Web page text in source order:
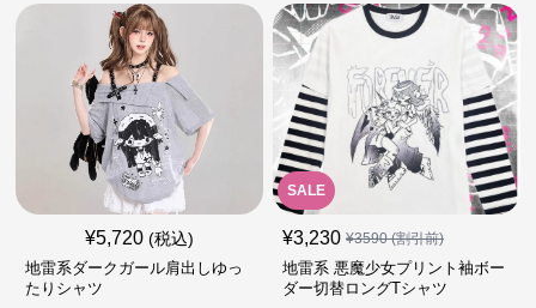
¥5,720 (税込)
地雷系ダークガール肩出しゆっ
たりシャツ
SALE
¥3,230 ¥3590(割引前)
地雷系 悪魔少女プリント袖ボー
ダー切替ロングTシャツ